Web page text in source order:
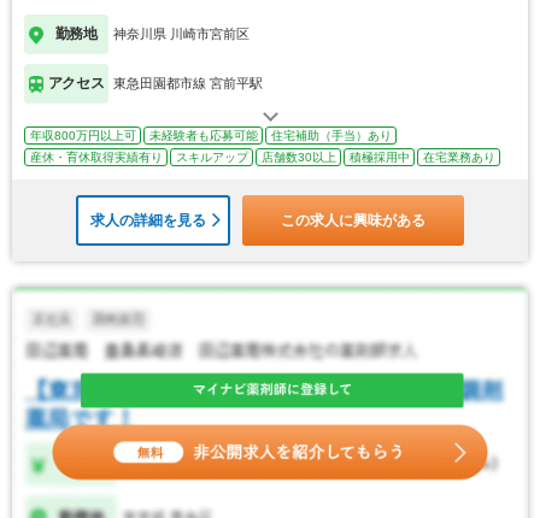
勤務地 神奈川県 川崎市宮前区
アクセス 東急田園都市線 宮前平駅
年収800万円以上可 未経験者も応募可能
住宅補助（手当）あり
産休・育休取得実績有り
スキルアップ 店舗数30以上 積極採用中 在宅業務あり
求人の詳細を見る この求人に興味がある